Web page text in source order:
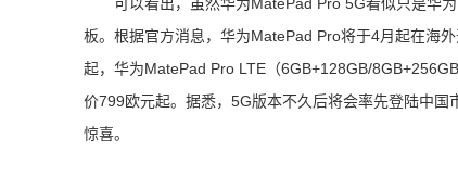
板。根据官方消息，华为MatePad Pro将于4月起在海
起，华为MatePad Pro LTE（6GB+128GB/
价799欧元起。据悉，5G版本不久后将会率先登陆中国
惊喜。